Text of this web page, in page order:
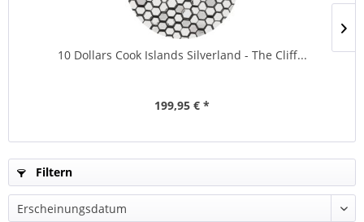
10 Dollars Cook Islands Silverland - The Cliff...
199,95 € *
Filtern